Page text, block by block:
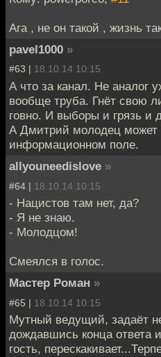
Ага , не он такой , жизнь
pavel1000 »
#63 | 18.10.14 10:15
А что за канал. Не аналог
вообще труба. Гнёт свою
говно. И выборы и грязь и
А Дмитрий молодец может
информационном поле.
allyouneedislove »
#64 | 18.10.14 10:15
- Нацистов там нет, да?
- Я не знаю.
- Молодцом!
Смеялся в голос.
Мастер Роман »
#65 | 18.10.14 10:15
Мутный ведущий, задаёт
дождавшись конца ответа
гость,